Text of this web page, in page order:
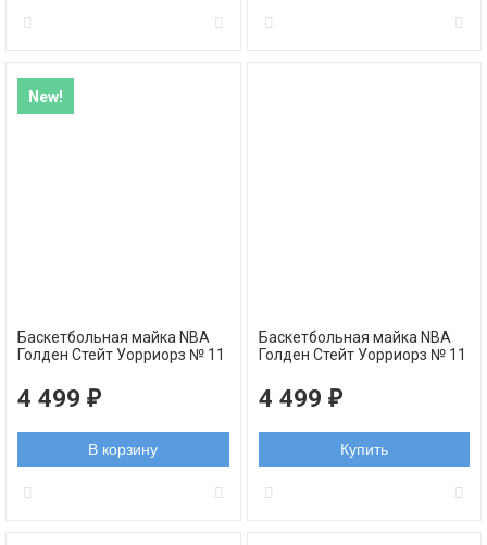
New!
Баскетбольная майка NBA
Голден Стейт Уорриорз № 11
swingman
4 499 ₽
В корзину
Баскетбольная майка NBA
Голден Стейт Уорриорз № 11
swingman
4 499 ₽
Купить